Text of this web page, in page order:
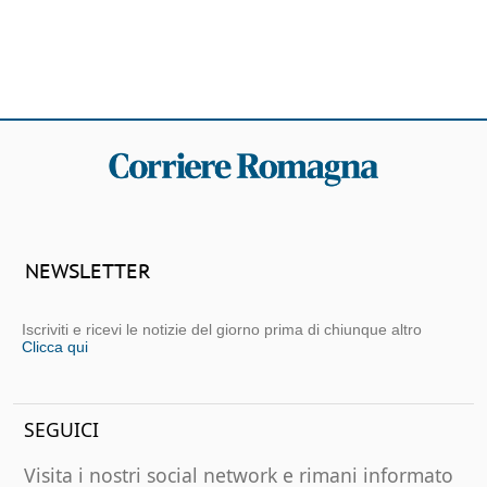
NEWSLETTER
Iscriviti e ricevi le notizie del giorno prima di chiunque altro
Clicca qui
SEGUICI
Visita i nostri social network e rimani informato